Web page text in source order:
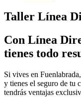
Taller Línea
Con Línea
tienes todo
Si vives en Fuenlabrada,
y tienes el seguro de tu
tendrás ventajas